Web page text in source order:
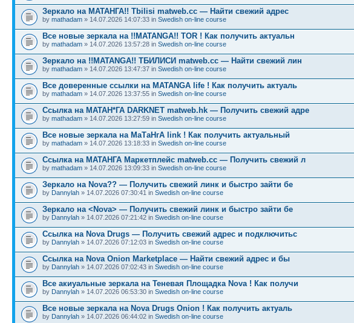
Зеркало на МАТАНГА!! Tbilisi matweb.cc — Найти свежий адрес
by mathadam » 14.07.2026 14:07:33 in Swedish on-line course
Все новые зеркала на !!MATANGA!! TOR ! Как получить актуальн
by mathadam » 14.07.2026 13:57:28 in Swedish on-line course
Зеркало на !!MATANGA!! ТБИЛИСИ matweb.cc — Найти свежий лин
by mathadam » 14.07.2026 13:47:37 in Swedish on-line course
Все доверенные ссылки на MATANGA life ! Как получить актуаль
by mathadam » 14.07.2026 13:37:55 in Swedish on-line course
Ссылка на МАТАН*ГА DARKNET matweb.hk — Получить свежий адре
by mathadam » 14.07.2026 13:27:59 in Swedish on-line course
Все новые зеркала на МаТаНгА link ! Как получить актуальный
by mathadam » 14.07.2026 13:18:33 in Swedish on-line course
Ссылка на МАТАНГА Маркетплейс matweb.cc — Получить свежий л
by mathadam » 14.07.2026 13:09:33 in Swedish on-line course
Зеркало на Nova?? — Получить свежий линк и быстро зайти бе
by Dannylah » 14.07.2026 07:30:41 in Swedish on-line course
Зеркало на <Nova> — Получить свежий линк и быстро зайти бе
by Dannylah » 14.07.2026 07:21:42 in Swedish on-line course
Ссылка на Nova Drugs — Получить свежий адрес и подключитьс
by Dannylah » 14.07.2026 07:12:03 in Swedish on-line course
Ссылка на Nova Onion Marketplace — Найти свежий адрес и бы
by Dannylah » 14.07.2026 07:02:43 in Swedish on-line course
Все акиуальные зеркала на Теневая Площадка Nova ! Как получи
by Dannylah » 14.07.2026 06:53:30 in Swedish on-line course
Все новые зеркала на Nova Drugs Onion ! Как получить актуаль
by Dannylah » 14.07.2026 06:44:02 in Swedish on-line course